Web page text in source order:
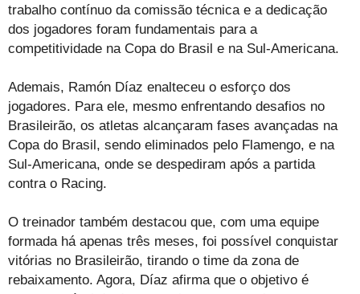
trabalho contínuo da comissão técnica e a dedicação
dos jogadores foram fundamentais para a
competitividade na Copa do Brasil e na Sul-Americana.
Ademais, Ramón Díaz enalteceu o esforço dos
jogadores. Para ele, mesmo enfrentando desafios no
Brasileirão, os atletas alcançaram fases avançadas na
Copa do Brasil, sendo eliminados pelo Flamengo, e na
Sul-Americana, onde se despediram após a partida
contra o Racing.
O treinador também destacou que, com uma equipe
formada há apenas três meses, foi possível conquistar
vitórias no Brasileirão, tirando o time da zona de
rebaixamento. Agora, Díaz afirma que o objetivo é